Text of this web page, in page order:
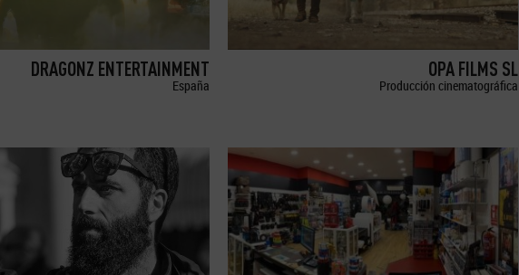
DRAGONZ ENTERTAINMENT
España
OPA FILMS SL
Producción cinematográfica